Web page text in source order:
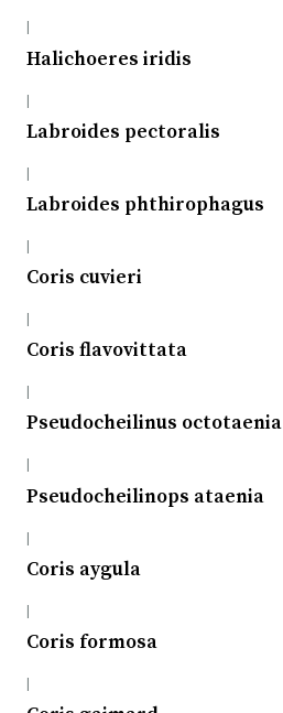
|
Halichoeres iridis
|
Labroides pectoralis
|
Labroides phthirophagus
|
Coris cuvieri
|
Coris flavovittata
|
Pseudocheilinus octotaenia
|
Pseudocheilinops ataenia
|
Coris aygula
|
Coris formosa
|